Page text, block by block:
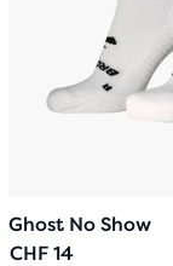
Ghost No Show
CHF 14